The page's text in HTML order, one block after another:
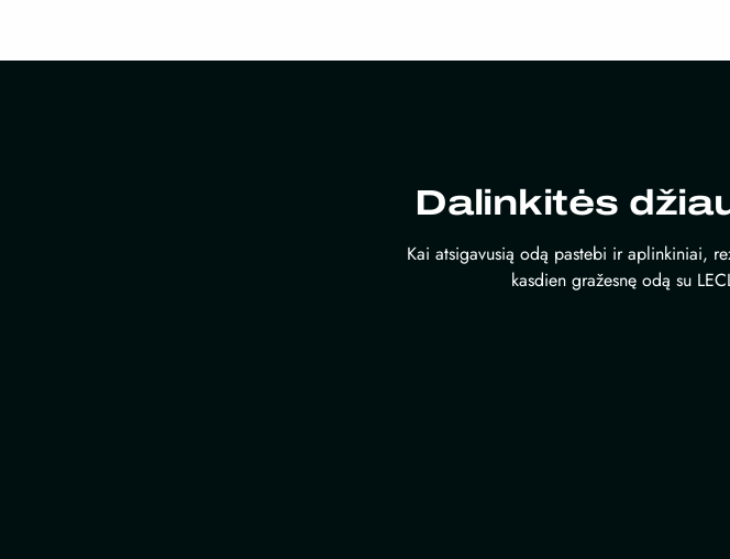
Dalinkitės
Kai atsigavusią odą pastebi ir aplinkiniai,
kasdien gražesnę odą su